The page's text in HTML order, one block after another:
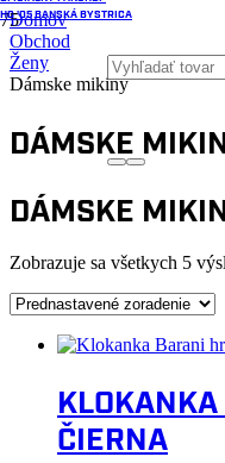
HC '05 BANSKÁ BYSTRICA
Domov
Obchod
Ženy
Dámske mikiny
DÁMSKE
DÁMSKE
Zobrazuje sa všetkych 5
ČIERNA